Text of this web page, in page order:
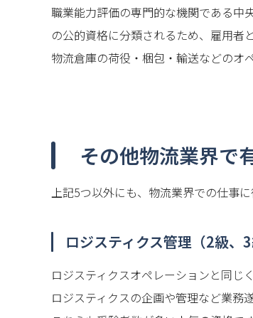
職業能力評価の専門的な機関である中
の公的資格に分類されるため、雇用者
物流倉庫の荷役・梱包・輸送などのオ
その他物流業界で
上記5つ以外にも、物流業界での仕事
ロジスティクス管理（2級、3
ロジスティクスオペレーションと同じ
ロジスティクスの企画や管理など業務